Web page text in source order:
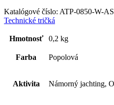
Katalógové číslo: ATP-0850-W-
Technické tričká
Hmotnosť 0,2 kg
Farba Popolová
Aktivita Námorný jachting,